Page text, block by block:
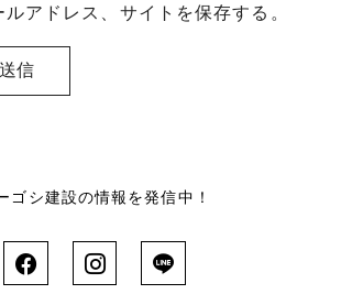
アドレス、サイトを保存する。
ゴシ建設の情報を発信中！